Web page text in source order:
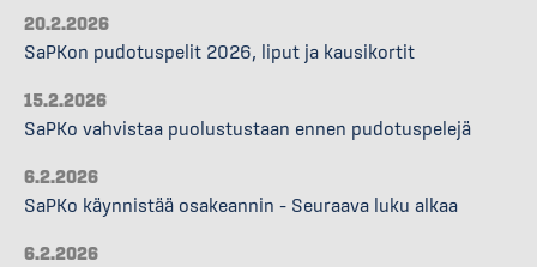
20.2.2026
SaPKon pudotuspelit 2026, liput ja kausikortit
15.2.2026
SaPKo vahvistaa puolustustaan ennen pudotuspelejä
6.2.2026
SaPKo käynnistää osakeannin – Seuraava luku alkaa
6.2.2026